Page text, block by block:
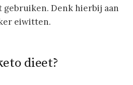
gebruiken. Denk hierbij aan
eiwitten.
dieet?